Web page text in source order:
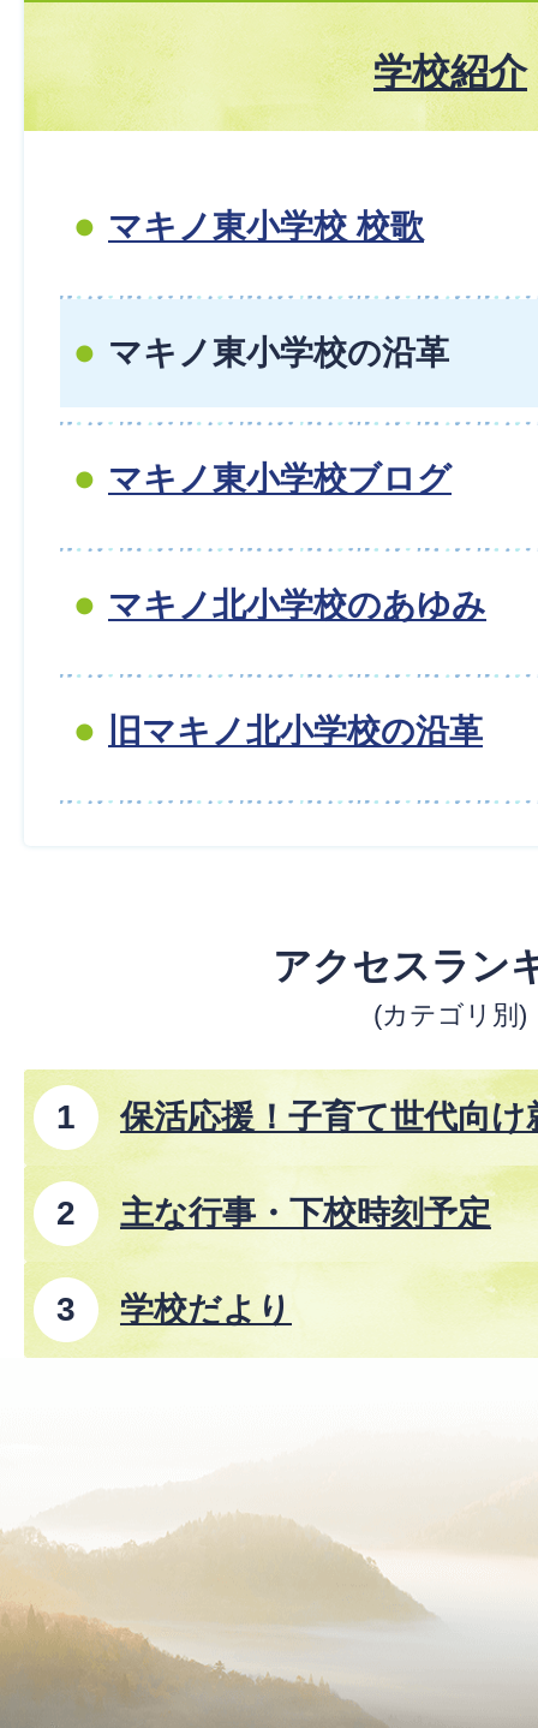
学校紹介
マキノ東小学校 校歌
マキノ東小学校の沿革
マキノ東小学校ブログ
マキノ北小学校のあゆみ
旧マキノ北小学校の沿革
アクセスラン
(カテゴリ別)
保活応援！子育て世代向
主な行事・下校時刻予定
学校だより